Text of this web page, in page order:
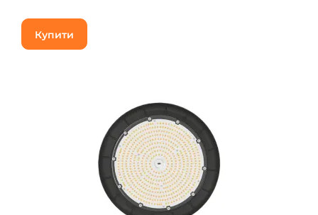
Купити